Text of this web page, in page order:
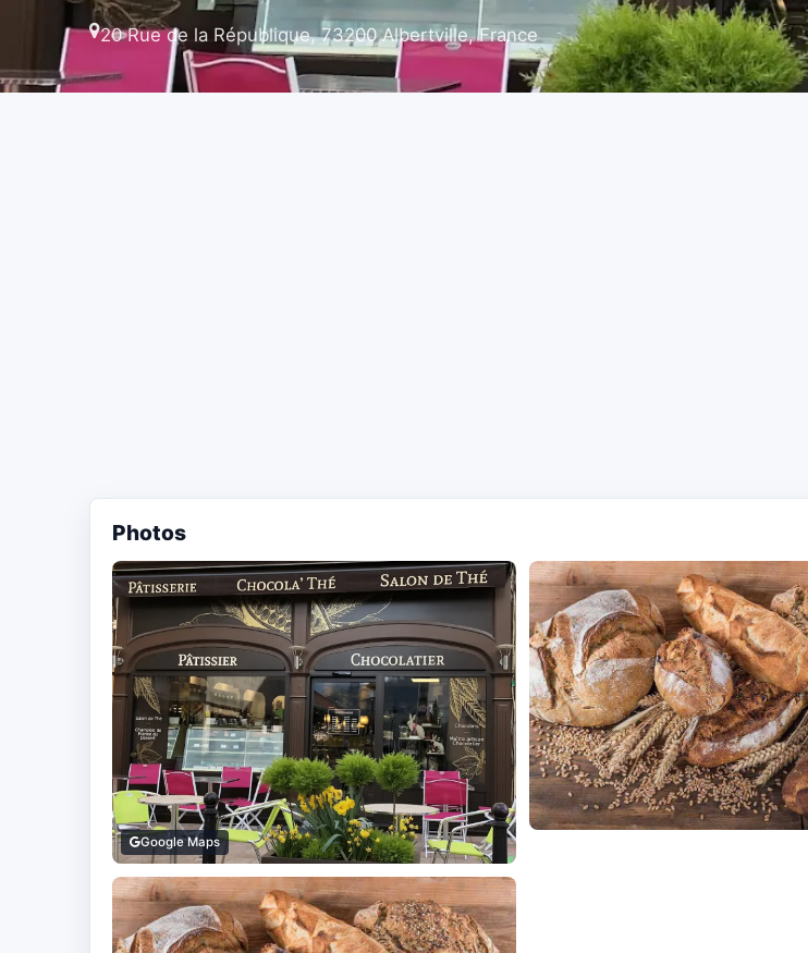
20 Rue de la République, 73200 Albertville, France
Photos
Google Maps